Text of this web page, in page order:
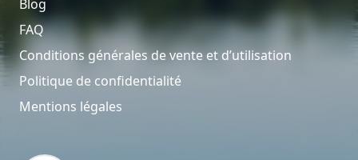
Blog
FAQ
Conditions générales de vente et d’utilisation
Politique de confidentialité
Mentions légales